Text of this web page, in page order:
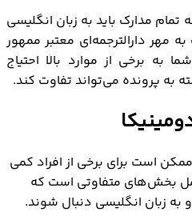
مدارک باید به زبان انگلیسی
مهر دارالترجمه‌ای معتبر ممهور
برخی از موارد بالا احتیاج
به پرونده می‌تواند تفاوت کند.
است برای برخی از افراد کمی
بخش‌های متفاوتی است که
به زبان انگلیسی دنبال شوند.